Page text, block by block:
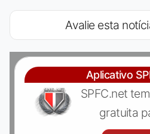
Avalie esta
Aplicativo
SPFC.net
gratuita